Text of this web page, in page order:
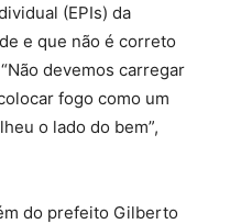
(EPIs) da
e que não é correto
devemos carregar
fogo como um
o lado do bem”,
do prefeito Gilberto